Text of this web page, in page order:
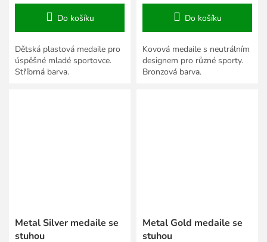
Do košíku
Dětská plastová medaile pro
úspěšné mladé sportovce.
Stříbrná barva.
Do košíku
Kovová medaile s neutrálním
designem pro různé sporty.
Bronzová barva.
Metal Silver medaile se
stuhou
Metal Gold medaile se
stuhou